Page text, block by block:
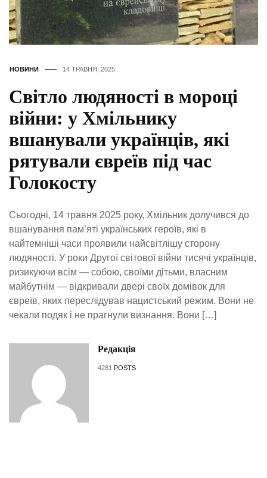
НОВИНИ 14 ТРАВНЯ, 2025
Світло людяності в мороці
війни: у Хмільнику
вшанували українців, які
рятували євреїв під час
Голокосту
Сьогодні, 14 травня 2025 року, Хмільник долучився до
вшанування памʼяті українських героїв, які в
найтемніші часи проявили найсвітлішу сторону
людяності. У роки Другої світової війни тисячі українців,
ризикуючи всім — собою, своїми дітьми, власним
майбутнім — відкривали двері своїх домівок для
євреїв, яких переслідував нацистський режим. Вони не
чекали подяк і не прагнули визнання. Вони […]
Редакція
4281 POSTS